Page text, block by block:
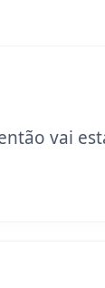
vai